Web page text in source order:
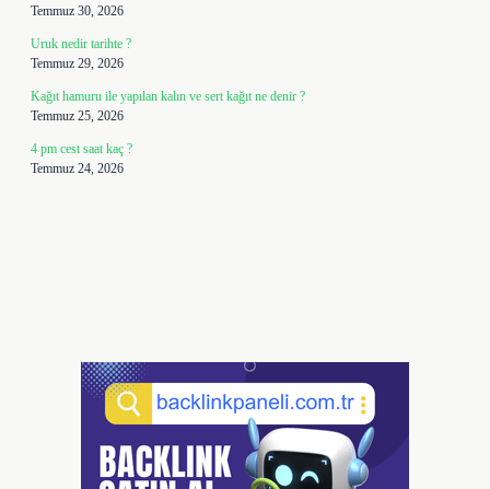
Temmuz 30, 2026
Uruk nedir tarihte ?
Temmuz 29, 2026
Kağıt hamuru ile yapılan kalın ve sert kağıt ne denir ?
Temmuz 25, 2026
4 pm cest saat kaç ?
Temmuz 24, 2026